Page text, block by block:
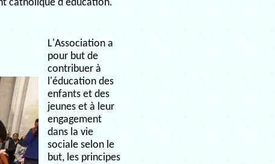
catholique d'éducation.
L'Association a
pour but de
contribuer à
l'éducation des
enfants et des
jeunes et à leur
engagement
dans la vie
sociale selon le
but, les principes